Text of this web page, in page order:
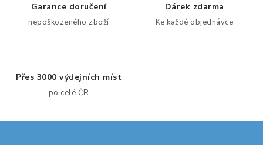
Garance doručení
nepoškozeného zboží
Dárek zdarma
Ke každé objednávce
Přes 3000 výdejních míst
po celé ČR